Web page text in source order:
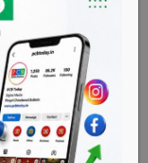
2 Min Read